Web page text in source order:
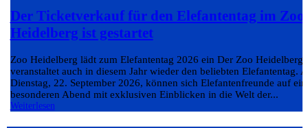
Der Ticketverkauf für den Elefantentag im Zoo
Heidelberg ist gestartet
Zoo Heidelberg lädt zum Elefantentag 2026 ein Der Zoo Heidelberg
veranstaltet auch in diesem Jahr wieder den beliebten Elefantentag.
Dienstag, 22. September 2026, können sich Elefantenfreunde auf
besonderen Abend mit exklusiven Einblicken in die Welt der...
Weiterlesen